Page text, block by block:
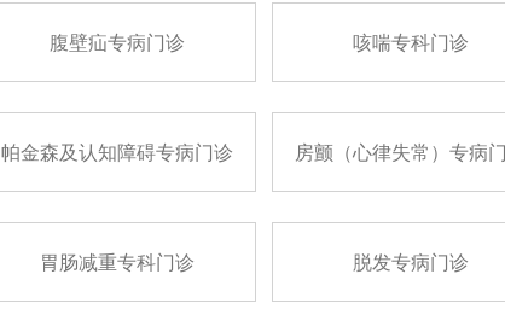
腹壁疝专病门诊 咳喘专科门诊
帕金森及认知障碍专病门诊 房颤（心律失常）专病
胃肠减重专科门诊 脱发专病门诊